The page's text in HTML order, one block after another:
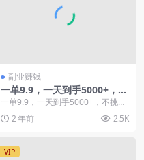
副业赚钱
一单9.9，一天到手5000+，不
挑人，小白当天上手，制作作
品只需1分钟
一单9.9，一天到手5000+，不挑
人，小白当天上手，制作作品只需1
分钟2 年前 2.5K
VIP